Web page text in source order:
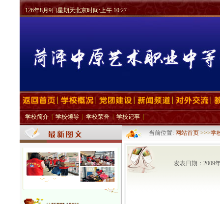
126年8月9日星期天北京时间:上午 10:27
学校简介 学校领导 学校荣誉 学校记事
回眸耕耘路·逐梦在中原
当前位置: 网站首页 >>>学
发表日期：2009